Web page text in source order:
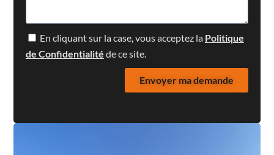
En cliquant sur la case, vous acceptez la Politique
de Confidentialité de ce site.
Envoyer ma demande